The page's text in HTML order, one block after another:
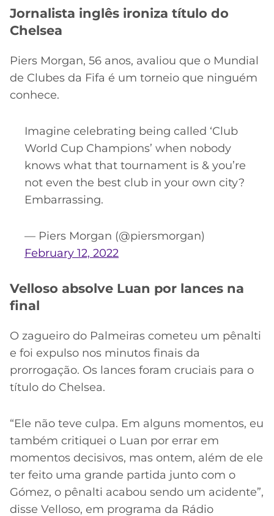
Jornalista inglês ironiza título do
Chelsea
Piers Morgan, 56 anos, avaliou que o Mundial
de Clubes da Fifa é um torneio que ninguém
conhece.
Imagine celebrating being called ‘Club
World Cup Champions’ when nobody
knows what that tournament is & you’re
not even the best club in your own city?
Embarrassing.
— Piers Morgan (@piersmorgan)
February 12, 2022
Velloso absolve Luan por lances na
final
O zagueiro do Palmeiras cometeu um pênalti
e foi expulso nos minutos finais da
prorrogação. Os lances foram cruciais para o
título do Chelsea.
“Ele não teve culpa. Em alguns momentos, eu
também critiquei o Luan por errar em
momentos decisivos, mas ontem, além de ele
ter feito uma grande partida junto com o
Gómez, o pênalti acabou sendo um acidente”,
disse Velloso, em programa da Rádio